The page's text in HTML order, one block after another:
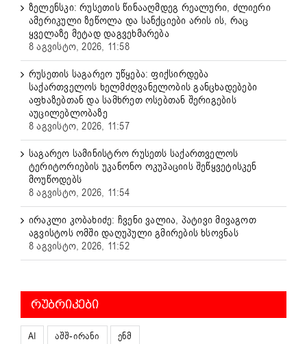
ზელენსკი: რუსეთის წინააღმდეგ რეალური, ძლიერი
ამერიკული ზეწოლა და სანქციები არის ის, რაც
ყველაზე მეტად დაგვეხმარება
8 აგვისტო, 2026, 11:58
რუსეთის საგარეო უწყება: ფიქსირდება
საქართველოს ხელმძღვანელობის განცხადებები
აფხაზებთან და სამხრეთ ოსებთან შერიგების
აუცილებლობაზე
8 აგვისტო, 2026, 11:57
საგარეო სამინისტრო რუსეთს საქართველოს
ტერიტორიების უკანონო ოკუპაციის შეწყვეტისკენ
მოუწოდებს
8 აგვისტო, 2026, 11:54
ირაკლი კობახიძე: ჩვენი ვალია, პატივი მივაგოთ
აგვისტოს ომში დაღუპული გმირების ხსოვნას
8 აგვისტო, 2026, 11:52
ᲠᲣᲑᲠᲘᲙᲔᲑᲘ
AI აშშ-ირანი
ენმ